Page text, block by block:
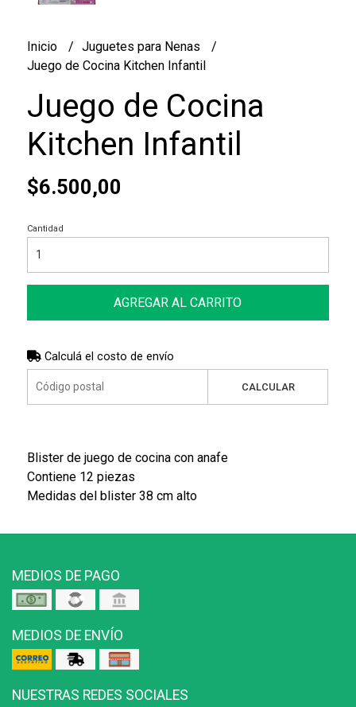
Inicio
Juguetes para Nenas
Juego de Cocina Kitchen Infantil
Juego de Cocina
Kitchen Infantil
$6.500,00
Cantidad
AGREGAR AL CARRITO
Calculá el costo de envío
CALCULAR
Blister de juego de cocina con anafe
Contiene 12 piezas
Medidas del blister 38 cm alto
MEDIOS DE PAGO
MEDIOS DE ENVÍO
NUESTRAS REDES SOCIALES